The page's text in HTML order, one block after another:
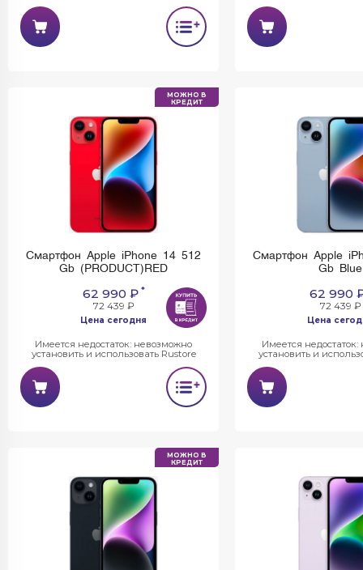
МОЖНО В
КРЕДИТ
Смартфон Apple iPhone 14 512
Gb (PRODUCT)RED
62 990 ₽*
72 439 ₽
Цена сегодня
Имеется недостаток: невозможно
установить и использовать Rustore
Смартфон Apple
Gb Blue
62 990
72 439 ₽
Цена
Имеется
установить и
МОЖНО В
КРЕДИТ